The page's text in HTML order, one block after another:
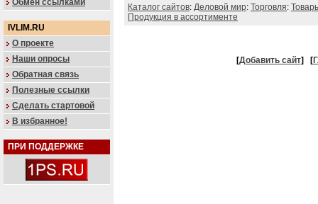
Обмен ссылками
IVLIM.RU
О проекте
Наши опросы
Обратная связь
Полезные ссылки
Сделать стартовой
В избранное!
ПРИ ПОДДЕРЖКЕ
Каталог сайтов: Деловой мир: Торговля:
Продукция в ассортименте
[Добавить сайт] [